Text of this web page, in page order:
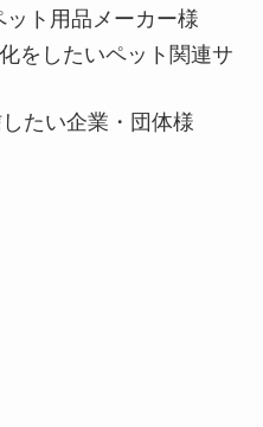
ト用品メーカー様
をしたいペット関連サ
たい企業・団体様